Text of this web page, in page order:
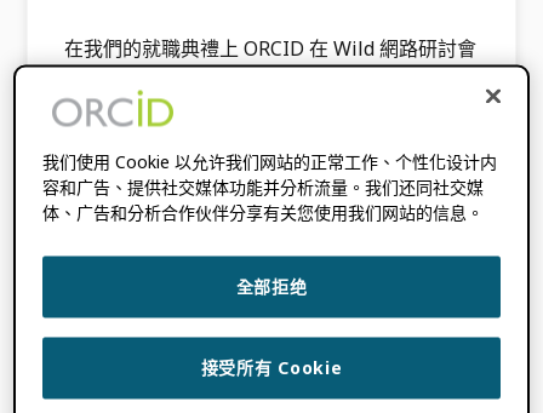
在我們的就職典禮上 ORCID 在 Wild 網路研討會
例研究——我們以 PREreview 的 Vanessa
Fairhurst、Chad Sansing 和 Chris Wilkinson
為特色，以及 [...]
ORCID 在野外
ORCID 在野外進行預
我们使用 Cookie 以允许我们网站的正常工作、个性化设计内
容和广告、提供社交媒体功能并分析流量。我们还同社交媒
体、广告和分析合作伙伴分享有关您使用我们网站的信息。
全部拒绝
接受所有 Cookie